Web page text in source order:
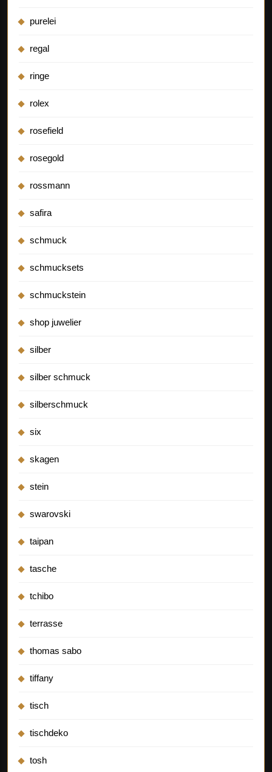
purelei
regal
ringe
rolex
rosefield
rosegold
rossmann
safira
schmuck
schmucksets
schmuckstein
shop juwelier
silber
silber schmuck
silberschmuck
six
skagen
stein
swarovski
taipan
tasche
tchibo
terrasse
thomas sabo
tiffany
tisch
tischdeko
tosh